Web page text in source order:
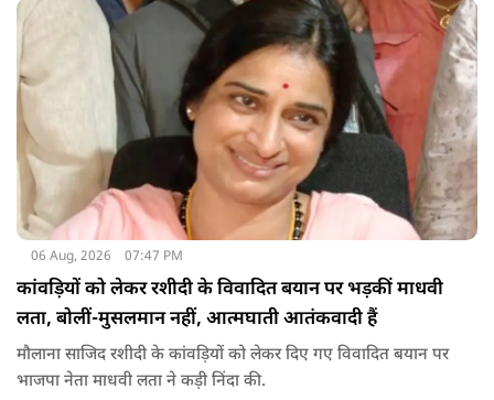
06 Aug, 2026 07:47 PM
कांवड़ियों को लेकर रशीदी के विवादित बयान पर भड़कीं माधवी
लता, बोलीं-मुसलमान नहीं, आत्मघाती आतंकवादी हैं
मौलाना साजिद रशीदी के कांवड़ियों को लेकर दिए गए विवादित बयान पर
भाजपा नेता माधवी लता ने कड़ी निंदा की.